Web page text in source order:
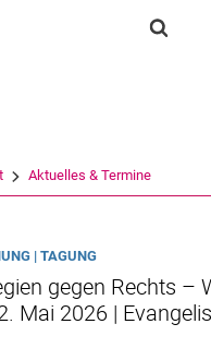
Springe direkt zu: Inhalt
Springe direkt zu: Suche
Springe direkt zu:
Aktuelles & Termine
| TAGUNG
gegen Rechts –
Mai 2026 |